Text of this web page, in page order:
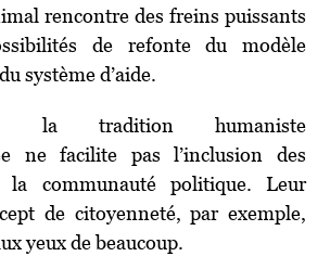
rencontre des freins puissants
de refonte du modèle
système d’aide.
tradition humaniste
ne facilite pas l’inclusion des
la communauté politique. Leur
de citoyenneté, par exemple,
yeux de beaucoup.